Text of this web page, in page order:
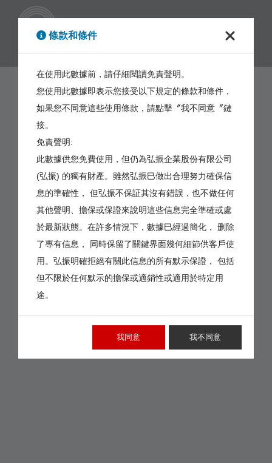
條款和條件
在使用此數據前，請仔細閱讀免責聲明。
您使用此數據即表示您接受以下規定的條款和條件，
如果您不同意這些使用條款，請點擊〞我不同意〞鏈
接。
免責聲明:
此數據供您免費使用，但仍為弘振企業股份有限公司
(弘振) 的獨有財產。雖然弘振巳做出合理努力確保信
息的準確性， 但弘振不保証其沒有錯誤，也不做任何
其他聲明、擔保或保證來說明這些信息完全準確或處
於最新狀態。在許多情況下，數據巳經過簡化， 删除
了專有信息， 同時保留了關鍵界面幾何細節供客戶使
用。弘振明確拒絕有關此信息的所有默示保證， 包括
但不限於任何默示的擔保或適銷性或適用於特定用
途。
我同意 我不同意